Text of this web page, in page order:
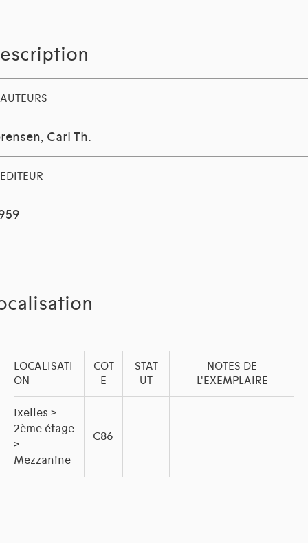
AUTEURS
Carl Th.
EDITEUR
LOCALISATI
ON
COT
E
STAT
UT
NOTES DE
L'EXEMPLAIRE
Ixelles >
2ème étage
>
Mezzanine
C86